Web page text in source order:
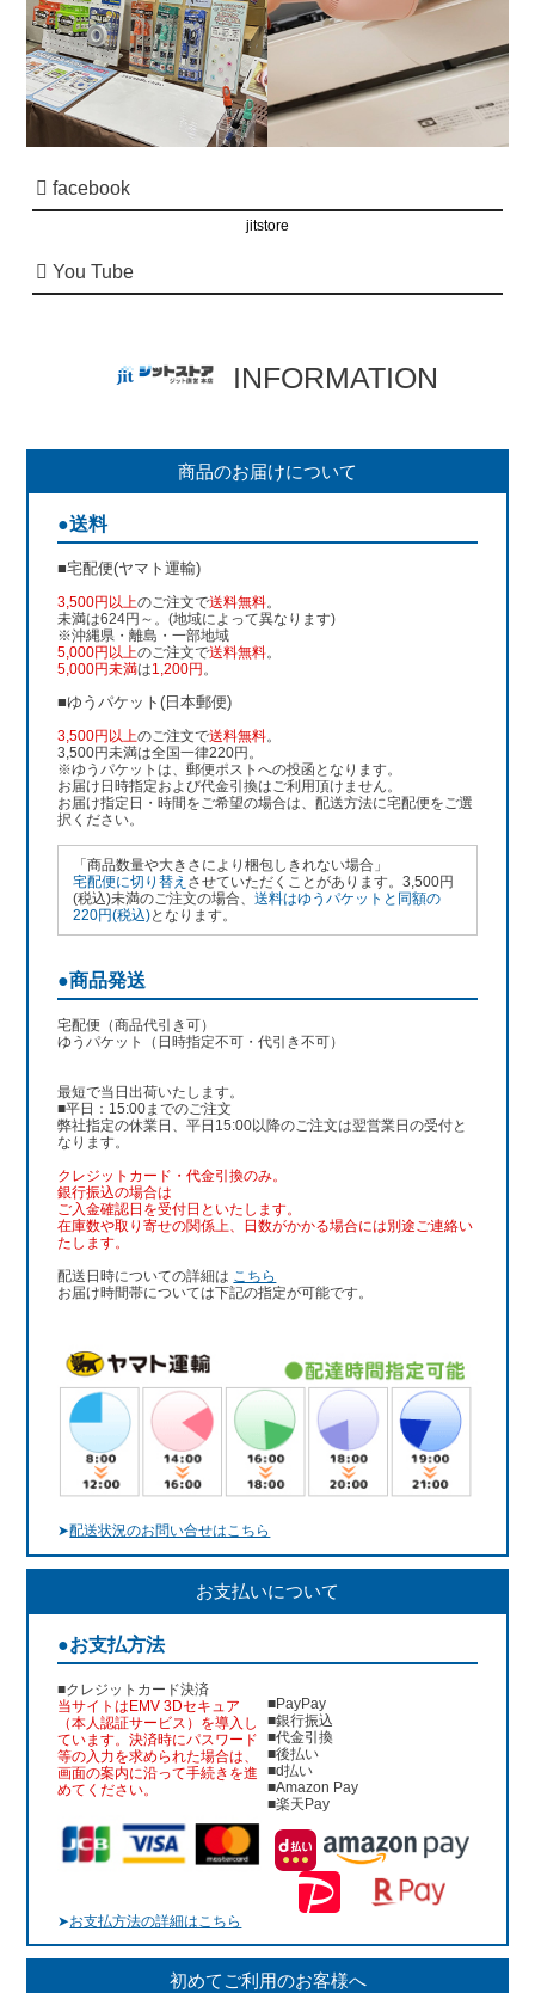
facebook
jitstore
You Tube
INFORMATION
商品のお届けについて
●送料
■宅配便(ヤマト運輸)
3,500円以上のご注文で送料無料。
未満は624円～。(地域によって異なります)
※沖縄県・離島・一部地域
5,000円以上のご注文で送料無料。
5,000円未満は1,200円 。
■ゆうパケット(日本郵便)
3,500円以上のご注文で送料無料。
3,500円未満は全国一律220円。
※ゆうパケットは、郵便ポストへの投函となります。
お届け日時指定および代金引換はご利用頂けません。
お届け指定日・時間をご希望の場合は、配送方法に宅配便をご選
択ください。
「商品数量や大きさにより梱包しきれない場合」
宅配便に切り替え させていただくことがあります。3,500円
(税込)未満のご注文の場合、送料はゆうパケットと同額の
220円(税込)となります。
●商品発送
宅配便（商品代引き可）
ゆうパケット（日時指定不可・代引き不可）
最短で当日出荷いたします。
■平日：15:00までのご注文
弊社指定の休業日、平日15:00以降のご注文は翌営業日の受付と
なります。
クレジットカード・代金引換のみ。
銀行振込の場合は
ご入金確認日を受付日といたします。
在庫数や取り寄せの関係上、日数がかかる場合には別途ご連絡い
たします。
配送日時についての詳細は こちら
お届け時間帯については下記の指定が可能です。
➤配送状況のお問い合せはこちら
お支払いについて
●お支払方法
■クレジットカード決済
当サイトはEMV 3Dセキュア
（本人認証サービス）を導入し
ています。決済時にパスワード
等の入力を求められた場合は、
画面の案内に沿って手続きを進
めてください。
■PayPay
■銀行振込
■代金引換
■後払い
■d払い
■Amazon Pay
■楽天Pay
➤お支払方法の詳細はこちら
初めてご利用のお客様へ